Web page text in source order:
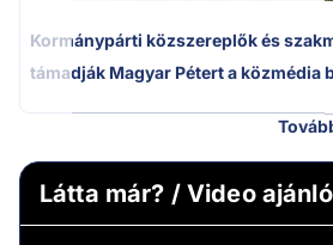
Kormánypárti közszereplők és
támadják Magyar Pétert a közmédia
Látta már? / Video ajánló